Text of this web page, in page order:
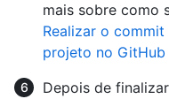
mais sobre como
Realizar o
projeto no
Depois de